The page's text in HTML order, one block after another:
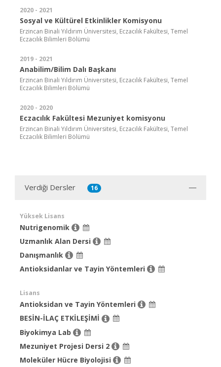
2020 - 2021
Sosyal ve Kültürel Etkinlikler Komisyonu
Erzincan Binali Yıldırım Üniversitesi, Eczacılık Fakültesi, Temel
Eczacılık Bilimleri Bölümü
2019 - 2021
Anabilim/Bilim Dalı Başkanı
Erzincan Binali Yıldırım Üniversitesi, Eczacılık Fakültesi, Temel
Eczacılık Bilimleri Bölümü
2020 - 2020
Eczacılık Fakültesi Mezuniyet komisyonu
Erzincan Binali Yıldırım Üniversitesi, Eczacılık Fakültesi, Temel
Eczacılık Bilimleri Bölümü
Verdiği Dersler 16
Yüksek Lisans
Nutrigenomik
Uzmanlık Alan Dersi
Danışmanlık
Antioksidanlar ve Tayin Yöntemleri
Lisans
Antioksidan ve Tayin Yöntemleri
BESİN-İLAÇ ETKİLEŞİMİ
Biyokimya Lab
Mezuniyet Projesi Dersi 2
Moleküler Hücre Biyolojisi